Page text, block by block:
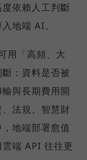
依賴人工判斷
地端 AI。
用「高頻、大
：資料是否被
與長期費用開
法規、智慧財
地端部署愈值
端 API 往往更